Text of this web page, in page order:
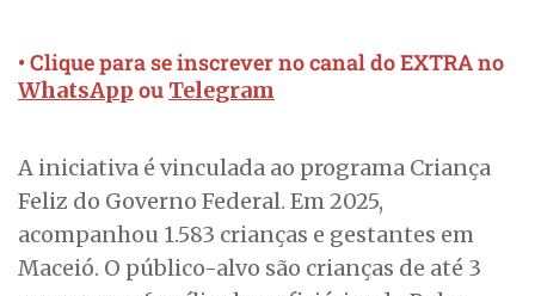
• Clique para se inscrever no canal do EXTRA no
WhatsApp ou Telegram
A iniciativa é vinculada ao programa Criança
Feliz do Governo Federal. Em 2025,
acompanhou 1.583 crianças e gestantes em
Maceió. O público-alvo são crianças de até 3